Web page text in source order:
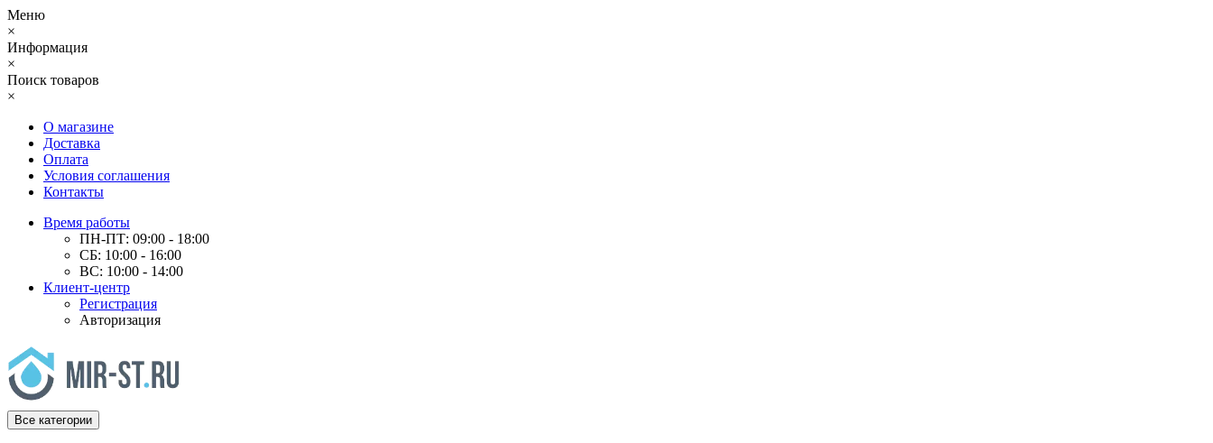
Меню
×
Информация
×
Поиск товаров
×
О магазине
Доставка
Оплата
Условия соглашения
Контакты
Время работы
ПН-ПТ: 09:00 - 18:00
СБ: 10:00 - 16:00
ВС: 10:00 - 14:00
Клиент-центр
Регистрация
Авторизация
Все категории